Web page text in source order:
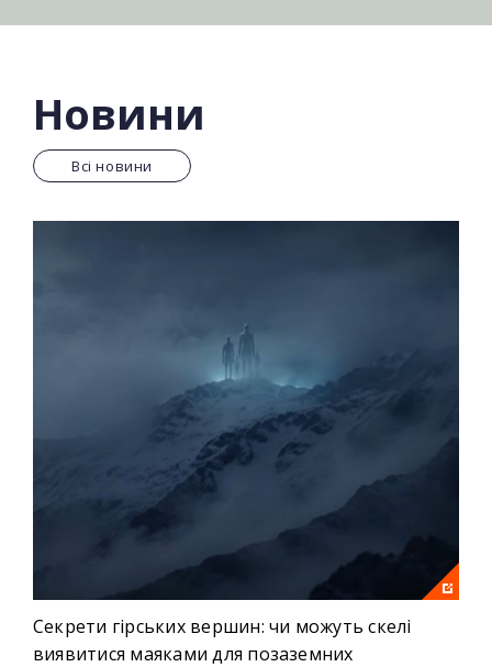
Новини
Всі новини
Секрети гірських вершин: чи можуть скелі
виявитися маяками для позаземних